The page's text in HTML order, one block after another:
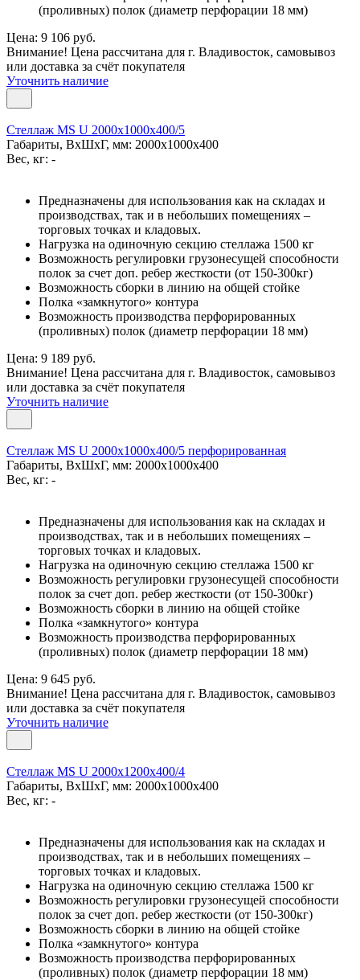
(проливных) полок (диаметр перфорации 18 мм)
Цена: 9 106 руб.
Внимание! Цена рассчитана для г. Владивосток, самовывоз
или доставка за счёт покупателя
Уточнить наличие
Стеллаж MS U 2000x1000x400/5
Габариты, ВxШxГ, мм: 2000x1000x400
Вес, кг: -
Предназначены для использования как на складах и
производствах, так и в небольших помещениях –
торговых точках и кладовых.
Нагрузка на одиночную секцию стеллажа 1500 кг
Возможность регулировки грузонесущей способности
полок за счет доп. ребер жесткости (от 150-300кг)
Возможность сборки в линию на общей стойке
Полка «замкнутого» контура
Возможность производства перфорированных
(проливных) полок (диаметр перфорации 18 мм)
Цена: 9 189 руб.
Внимание! Цена рассчитана для г. Владивосток, самовывоз
или доставка за счёт покупателя
Уточнить наличие
Стеллаж MS U 2000x1000x400/5 перфорированная
Габариты, ВxШxГ, мм: 2000x1000x400
Вес, кг: -
Предназначены для использования как на складах и
производствах, так и в небольших помещениях –
торговых точках и кладовых.
Нагрузка на одиночную секцию стеллажа 1500 кг
Возможность регулировки грузонесущей способности
полок за счет доп. ребер жесткости (от 150-300кг)
Возможность сборки в линию на общей стойке
Полка «замкнутого» контура
Возможность производства перфорированных
(проливных) полок (диаметр перфорации 18 мм)
Цена: 9 645 руб.
Внимание! Цена рассчитана для г. Владивосток, самовывоз
или доставка за счёт покупателя
Уточнить наличие
Стеллаж MS U 2000x1200x400/4
Габариты, ВxШxГ, мм: 2000x1000x400
Вес, кг: -
Предназначены для использования как на складах и
производствах, так и в небольших помещениях –
торговых точках и кладовых.
Нагрузка на одиночную секцию стеллажа 1500 кг
Возможность регулировки грузонесущей способности
полок за счет доп. ребер жесткости (от 150-300кг)
Возможность сборки в линию на общей стойке
Полка «замкнутого» контура
Возможность производства перфорированных
(проливных) полок (диаметр перфорации 18 мм)